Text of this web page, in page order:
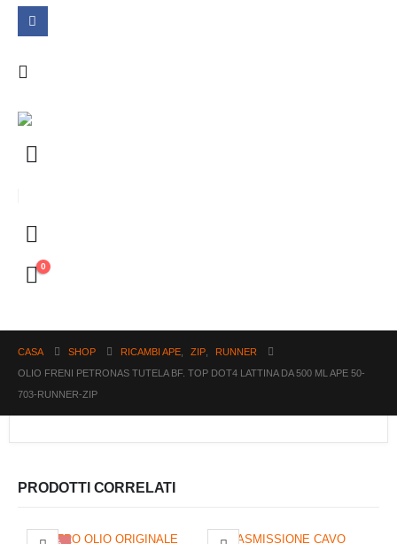
0
CASA SHOP RICAMBI APE ZIP
RUNNER
OLIO FRENI PETRONAS TUTELA BF. TOP DOT4 LATTINA DA 500 ML APE 50-
703-RUNNER-ZIP
PRODOTTI CORRELATI